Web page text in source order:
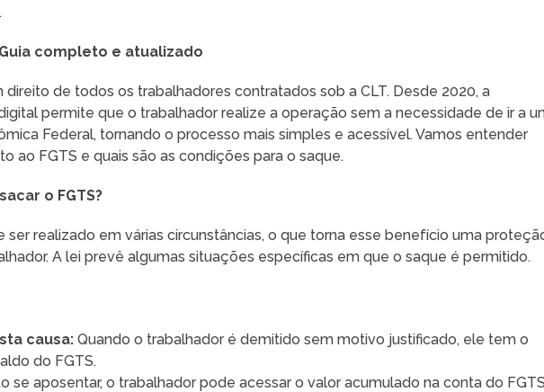
Guia completo e atualizado
direito de todos os trabalhadores contratados sob a CLT. Desde 2020, a
permite que o trabalhador realize a operação sem a necessidade de ir a
Federal, tornando o processo mais simples e acessível. Vamos entender
ao FGTS e quais são as condições para o saque.
o FGTS?
ser realizado em várias circunstâncias, o que torna esse benefício uma
A lei prevê algumas situações específicas em que o saque é permitido.
causa: Quando o trabalhador é demitido sem motivo justificado, ele tem o
do FGTS.
se aposentar, o trabalhador pode acessar o valor acumulado na conta do